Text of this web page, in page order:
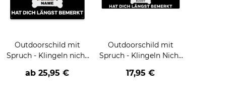
Outdoorschild mit
Spruch - Klingeln nicht
Name
ab25,95 €
Outdoorschild mit
Spruch - Klingeln Nicht
Namen
17,95 €